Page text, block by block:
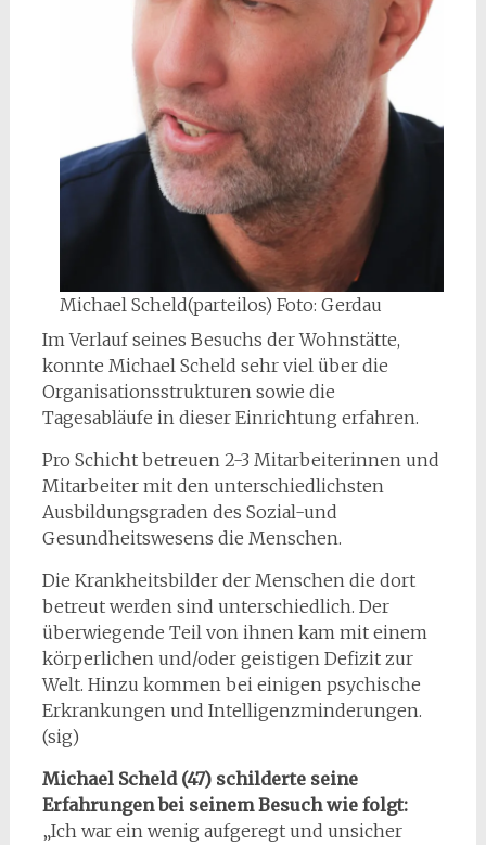
Michael Scheld(parteilos) Foto: Gerdau
Im Verlauf seines Besuchs der Wohnstätte,
konnte Michael Scheld sehr viel über die
Organisationsstrukturen sowie die
Tagesabläufe in dieser Einrichtung erfahren.
Pro Schicht betreuen 2-3 Mitarbeiterinnen und
Mitarbeiter mit den unterschiedlichsten
Ausbildungsgraden des Sozial-und
Gesundheitswesens die Menschen.
Die Krankheitsbilder der Menschen die dort
betreut werden sind unterschiedlich. Der
überwiegende Teil von ihnen kam mit einem
körperlichen und/oder geistigen Defizit zur
Welt. Hinzu kommen bei einigen psychische
Erkrankungen und Intelligenzminderungen.
(sig)
Michael Scheld (47) schilderte seine
Erfahrungen bei seinem Besuch wie folgt:
„Ich war ein wenig aufgeregt und unsicher